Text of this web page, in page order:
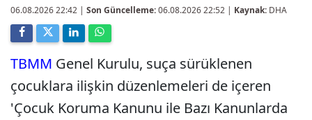
06.08.2026 22:42 | Son Güncelleme:06.08.2026 22:52 | Kaynak: DHA
TBMM Genel Kurulu, suça sürüklenen
çocuklara ilişkin düzenlemeleri de içeren
'Çocuk Koruma Kanunu ile Bazı Kanunlarda